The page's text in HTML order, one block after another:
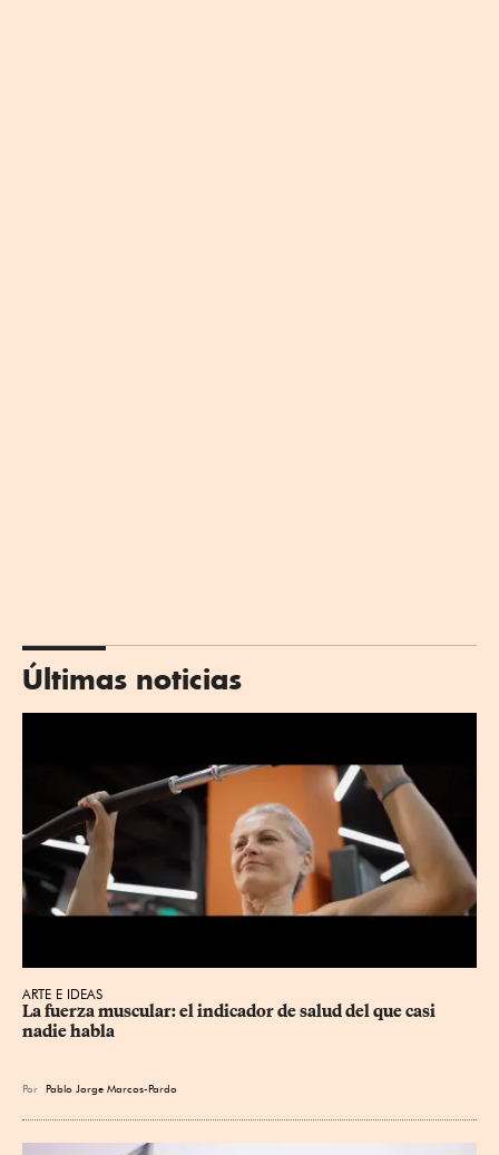
Últimas noticias
ARTE E IDEAS
La fuerza muscular: el indicador de salud del que casi
nadie habla
Por Pablo Jorge Marcos-Pardo